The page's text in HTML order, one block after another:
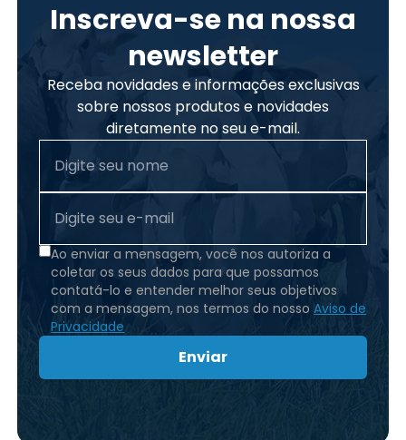
Inscreva-se na nossa
newsletter
Receba novidades e informações exclusivas
sobre nossos produtos e novidades
diretamente no seu e-mail.
Ao enviar a mensagem, você nos autoriza a
coletar os seus dados para que possamos
contatá-lo e entender melhor seus objetivos
com a mensagem, nos termos do nossoAviso de
Privacidade
Enviar